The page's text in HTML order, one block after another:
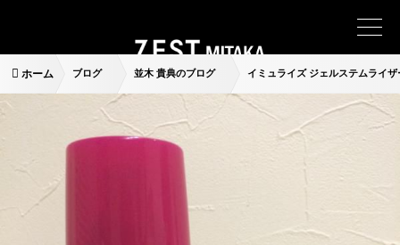
ホーム ブログ 並木 貴典のブログ イミュライズ ジェルステムライ